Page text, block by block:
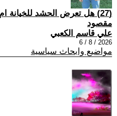
(27) هل تعرض الحشد للخيانة
مقصود
علي قاسم الكعبي
2026 / 8 / 6
مواضيع وابحاث سياسية